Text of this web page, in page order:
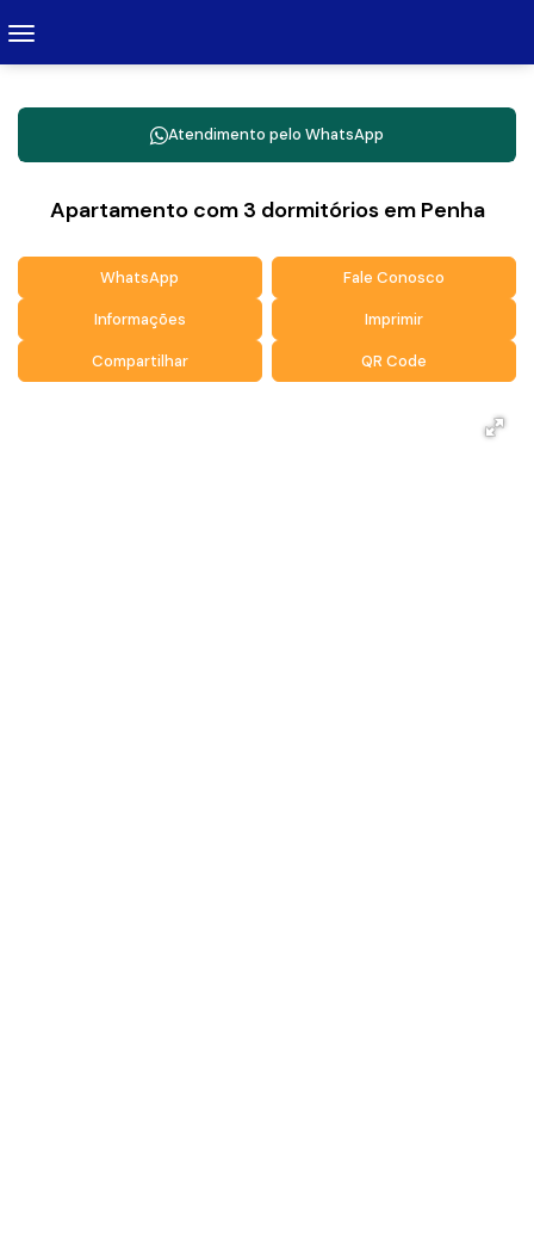
Atendimento pelo WhatsApp
Apartamento com 3 dormitórios em Penha
WhatsApp Fale Conosco
Informações Imprimir
Compartilhar QR Code